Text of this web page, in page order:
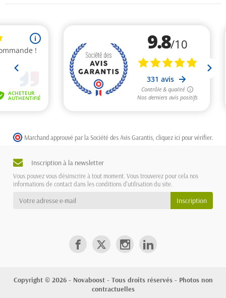
Marchand approuvé par la Société des Avis Garantis, cliquez ici pour vérifier
Inscription à la newsletter
Vous pouvez vous désinscrire à tout moment. Vous trouverez pour cela nos
informations de contact dans les conditions d'utilisation du site.
Copyright © 2026 - Novaboost - Tous droits réservés - Photos non
contractuelles